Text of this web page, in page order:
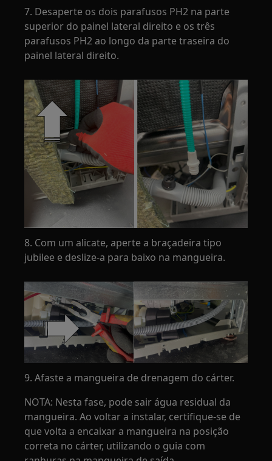
7. Desaperte os dois parafusos PH2 na parte
superior do painel lateral direito e os três
parafusos PH2 ao longo da parte traseira do
painel lateral direito.
8. Com um alicate, aperte a braçadeira tipo
jubilee e deslize-a para baixo na mangueira.
9. Afaste a mangueira de drenagem do cárter.
NOTA: Nesta fase, pode sair água residual da
mangueira. Ao voltar a instalar, certifique-se de
que volta a encaixar a mangueira na posição
correta no cárter, utilizando o guia com